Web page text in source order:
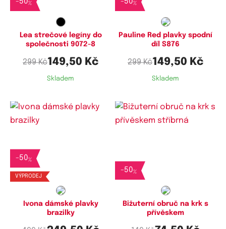
-50%
Lea strečové legíny do
společnosti 9072-8
299 Kč149,50 Kč
Skladem
-50%
Pauline Red plavky spodní
díl S876
299 Kč149,50 Kč
Skladem
-50%
VÝPRODEJ
Ivona dámské plavky
brazilky
-50%
Bižuterní obruč na krk s
přívěskem